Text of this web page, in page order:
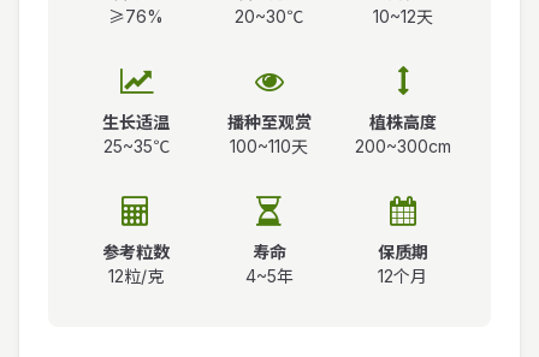
≥76%
20~30℃
10~12天
生长适温
25~35℃
播种至观赏
100~110天
植株高度
200~300cm
参考粒数
12粒/克
寿命
4~5年
保质期
12个月